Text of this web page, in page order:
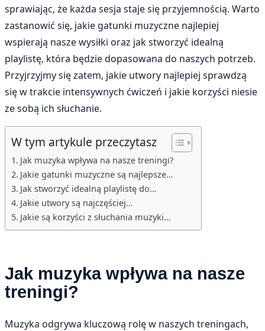
sprawiając, że każda sesja staje się przyjemnością. Warto
zastanowić się, jakie gatunki muzyczne najlepiej
wspierają nasze wysiłki oraz jak stworzyć idealną
playlistę, która będzie dopasowana do naszych potrzeb.
Przyjrzyjmy się zatem, jakie utwory najlepiej sprawdzą
się w trakcie intensywnych ćwiczeń i jakie korzyści niesie
ze sobą ich słuchanie.
W tym artykule przeczytasz
Jak muzyka wpływa na nasze treningi?
Jakie gatunki muzyczne są najlepsze…
Jak stworzyć idealną playlistę do…
Jakie utwory są najczęściej…
Jakie są korzyści z słuchania muzyki…
Jak muzyka wpływa na nasze
treningi?
Muzyka odgrywa kluczową rolę w naszych treningach,